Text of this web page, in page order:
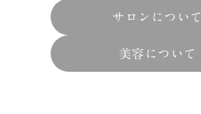
サロンについて
美容について